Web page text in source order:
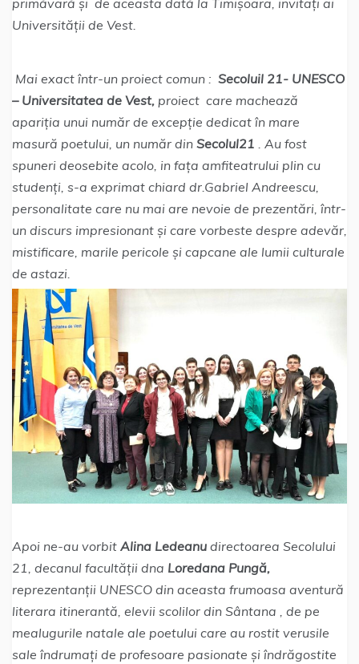
primăvară și de aceasta dată la Timișoara, invitați ai
Universității de Vest.
Mai exact într-un proiect comun : Secoluil 21- UNESCO
– Universitatea de Vest, proiect care machează
apariția unui număr de excepție dedicat în mare
masură poetului, un număr din Secolul21 . Au fost
spuneri deosebite acolo, in fața amfiteatrului plin cu
studenți, s-a exprimat chiard dr.Gabriel Andreescu,
personalitate care nu mai are nevoie de prezentări, într-
un discurs impresionant și care vorbeste despre adevăr,
mistificare, marile pericole și capcane ale lumii culturale
de astazi.
Apoi ne-au vorbit Alina Ledeanu directoarea Secolului
21, decanul facultății dna Loredana Pungă,
reprezentanții UNESCO din aceasta frumoasa aventură
literara itinerantă, elevii scolilor din Sântana , de pe
mealugurile natale ale poetului care au rostit verusile
sale îndrumați de profesoare pasionate și îndrăgostite